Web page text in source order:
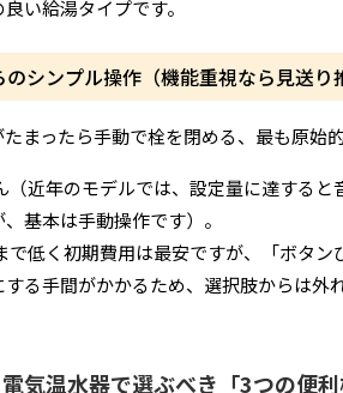
い給湯タイプです。
シンプル操作（機能重視なら見送り
まったら手動で栓を閉める、最も原始的
（近年のモデルでは、設定量に達する
基本は手動操作です）。
で低く初期費用は最安ですが、「ボタ
る手間がかかるため、選択肢からは外
気温水器で選ぶべき「3つの便利